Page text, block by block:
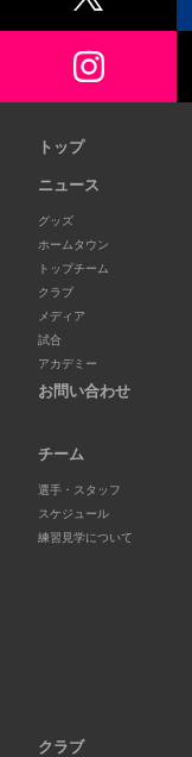
トップ
ニュース
グッズ
ホームタウン
トップチーム
クラブ
メディア
試合
アカデミー
お問い合わせ
チーム
選手・スタッフ
スケジュール
練習見学について
クラブ